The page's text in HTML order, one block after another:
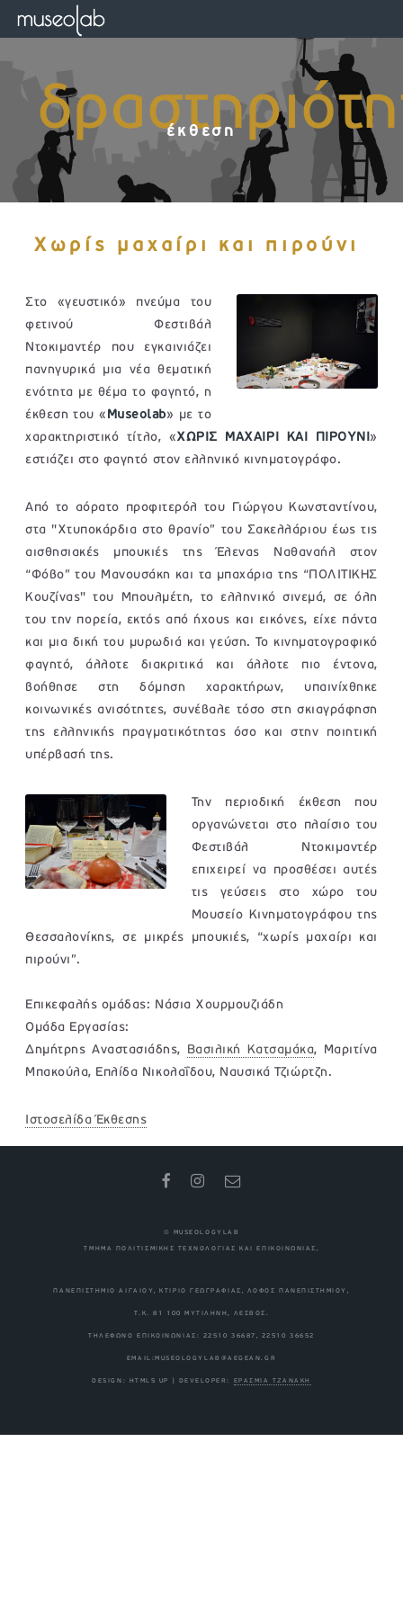
έκθεση
χωρίς μαχαίρι και πιρούνι
Στο «γευστικό» πνεύμα του
φετινού Φεστιβάλ
Ντοκιμαντέρ που εγκαινιάζει
πανηγυρικά μια νέα θεματική
ενότητα με θέμα το φαγητό, η
έκθεση του « Museolab» με το
χαρακτηριστικό τίτλο, «ΧΩΡΙΣ ΜΑΧΑΙΡΙ ΚΑΙ ΠΙΡΟΥΝΙ »
εστιάζει στο φαγητό στον ελληνικό κινηματογράφο.
Από το αόρατο προφιτερόλ του Γιώργου Κωνσταντίνου,
στα "Χτυποκάρδια στο θρανίο” του Σακελλάριου έως τις
αισθησιακές μπουκιές της Έλενας Ναθαναήλ στον
“Φόβο” του Μανουσάκη και τα μπαχάρια της “ΠΟΛΙΤΙΚΗΣ
Κουζίνας" του Μπουλμέτη, το ελληνικό σινεμά, σε όλη
του την πορεία, εκτός από ήχους και εικόνες, είχε πάντα
και μια δική του μυρωδιά και γεύση. Το κινηματογραφικό
φαγητό, άλλοτε διακριτικά και άλλοτε πιο έντονα,
βοήθησε στη δόμηση χαρακτήρων, υπαινίχθηκε
κοινωνικές ανισότητες, συνέβαλε τόσο στη σκιαγράφηση
της ελληνικής πραγματικότητας όσο και στην ποιητική
υπέρβασή της.
Την περιοδική έκθεση που
οργανώνεται στο πλαίσιο του
Φεστιβάλ Ντοκιμαντέρ
επιχειρεί να προσθέσει αυτές
τις γεύσεις στο χώρο του
Μουσείο Κινηματογράφου της
Θεσσαλονίκης, σε μικρές μπουκιές, “χωρίς μαχαίρι και
πιρούνι”.
Επικεφαλής ομάδας: Νάσια Χουρμουζιάδη
Ομάδα Εργασίας:
Δημήτρης Αναστασιάδης, Βασιλική Κατσαμάκα, Μαριτίνα
Μπακούλα, Επλίδα Νικολαΐδου, Ναυσικά Τζιώρτζη.
Ιστοσελίδα Έκθεσης
© MUSEOLOGYLAB
ΤΜΗΜΑ ΠΟΛΙΤΙΣΜΙΚΗΣ ΤΕΧΝΟΛΟΓΙΑΣ ΚΑΙ ΕΠΙΚΟΙΝΩΝΙΑΣ,
ΠΑΝΕΠΙΣΤΗΜΙΟ ΑΙΓΑΙΟΥ, ΚΤΙΡΙΟ ΓΕΩΓΡΑΦΙΑΣ, ΛΟΦΟΣ ΠΑΝΕΠΙΣΤΗΜΙΟΥ,
Τ.Κ. 81 100 ΜΥΤΙΛΗΝΗ, ΛΕΣΒΟΣ.
ΤΗΛΕΦΩΝΟ ΕΠΙΚΟΙΝΩΝΙΑΣ: 22510 36687, 22510 36652
EMAIL:MUSEOLOGYLAB@AEGEAN.GR
DESIGN: HTML5 UP | DEVELOPER: ΕΡΑΣΜΙΑ ΤΖΑΝΑΚΗ